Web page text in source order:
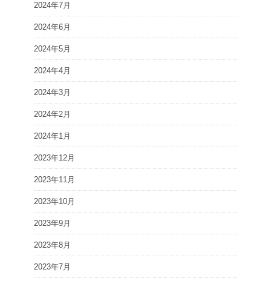
2024年7月
2024年6月
2024年5月
2024年4月
2024年3月
2024年2月
2024年1月
2023年12月
2023年11月
2023年10月
2023年9月
2023年8月
2023年7月